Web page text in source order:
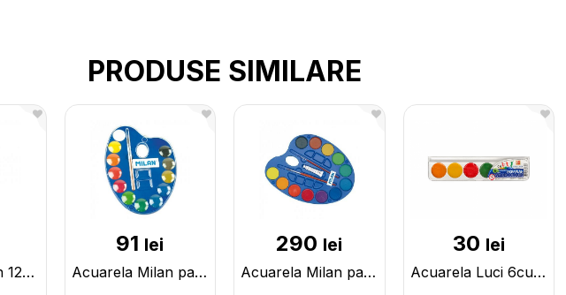
PRODUSE SIMILARE
Acuarela Milan 12cul (cu pensula) 053312P
91 lei
Acuarela Milan paleta 12cul (cu pensula) 053412
290 lei
Acuarela Milan paleta 12cul+tub vp Alba(cu 2 pensule) 054412
30 lei
Acuarela Luci 6cul (Clasic) 19C1282-08